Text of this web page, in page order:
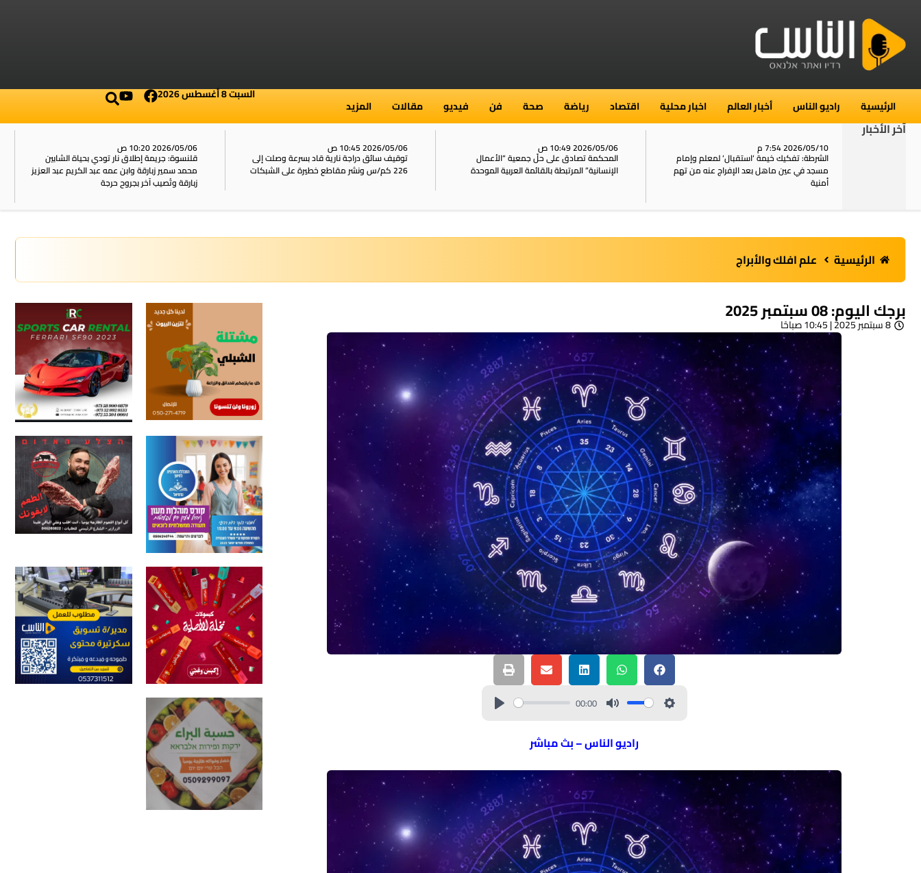
الرئيسية راديو الناس أخبار العالم اخبار محلية اقتصاد رياضة صحة فن فيديو مقالات المزيد
السبت 8 أغسطس 2026
آخر الأخبار
2026/05/10 7:54 م
الشرطة: تفكيك خيمة ‘استقبال‘ لمعلم وإمام
مسجد في عين ماهل بعد الإفراج عنه من تهم
أمنية
2026/05/06 10:49 ص
المحكمة تصادق على حلّ جمعية “الأعمال
الإنسانية” المرتبطة بالقائمة العربية الموحدة
2026/05/06 10:45 ص
توقيف سائق دراجة نارية قاد بسرعة وصلت إلى
226 كم/س ونشر مقاطع خطيرة على الشبكات
2026/05/06 10:20 ص
قلنسوة: جريمة إطلاق نار تودي بحياة الشابين
محمد سمير زبارقة وابن عمه عبد الكريم عبد العزيز
زبارقة وتُصيب آخر بجروح حرجة
الرئيسية علم افلك والأبراج
برجك اليوم: 08 سبتمبر 2025
8 سبتمبر 2025 | 10:45 صباحًا
00:00
راديو الناس – بث مباشر